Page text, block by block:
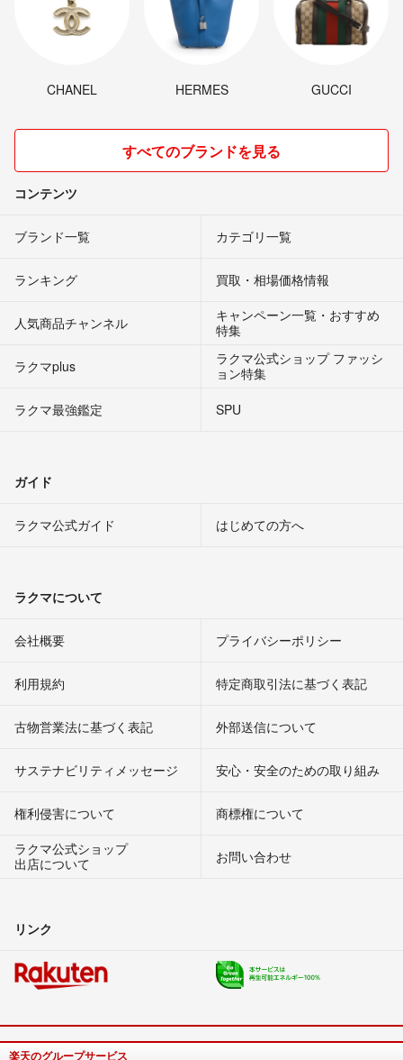
CHANEL HERMES GUCCI
すべてのブランドを見る
コンテンツ
ブランド一覧 カテゴリ一覧
ランキング 買取・相場価格情報
人気商品チャンネル
キャンペーン一覧・おすすめ
特集
ラクマplus
ラクマ公式ショップ ファッシ
ョン特集
ラクマ最強鑑定
SPU
ガイド
ラクマ公式ガイド はじめての方へ
ラクマについて
会社概要 プライバシーポリシー
利用規約 特定商取引法に基づく表記
古物営業法に基づく表記 外部送信について
サステナビリティメッセージ 安心・安全のための取り組み
権利侵害について
商標権について
ラクマ公式ショップ
出店について
お問い合わせ
リンク
楽天のグループサービス